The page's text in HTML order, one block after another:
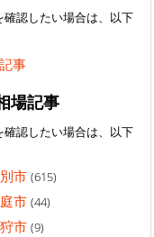
認したい場合は、以下
事
場記事
認したい場合は、以下
市(615)
市(44)
市(9)